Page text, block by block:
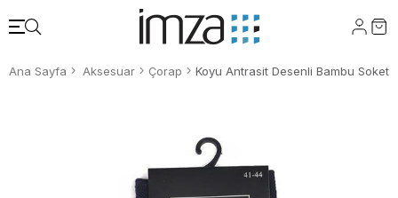
Ana Sayfa Aksesuar Çorap Koyu Antrasit Desenli Bambu Soket